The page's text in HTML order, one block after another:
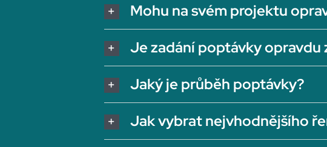
Mohu na svém projektu
Je zadání poptávky opravdu
Jaký je průběh poptávky?
Jak vybrat nejvhodnějšího